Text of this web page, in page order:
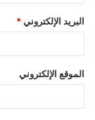
البريد الإلكتروني *
الموقع الإلكتروني